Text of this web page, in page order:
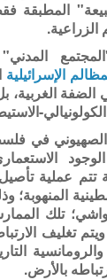
المطبقة
.
المدني"
الإسرائيلية
الضفة
تتم عملية
تلك
تغليف
بالأرض.